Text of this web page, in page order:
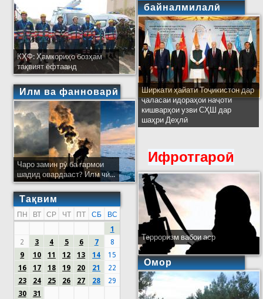
КҲФ: Ҳамкориҳо бозҳам
тақвият ёфтаанд
Илм ва фанноварӣ
Чаро замин рӯ ба гармои
шадид овардааст? Илм чӣ...
Тақвим
ПН ВТ СР ЧТ ПТ СБ
ВС
1
2
3 4 5 6 7
8
9
10 11 12 13 14
15
16
17 18 19 20 21
22
23
24 25 26 27 28
29
30
31
байналмилалӣ
Ширкати ҳайати Тоҷикистон дар
ҷаласаи идораҳои наҷоти
кишварҳои узви СҲШ дар
шаҳри Деҳлӣ
Ифротгароӣ
Терроризм вабои аср
Омор